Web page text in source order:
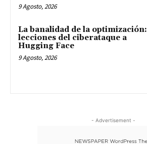
9 Agosto, 2026
La banalidad de la optimización:
lecciones del ciberataque a
Hugging Face
9 Agosto, 2026
- Advertisement -